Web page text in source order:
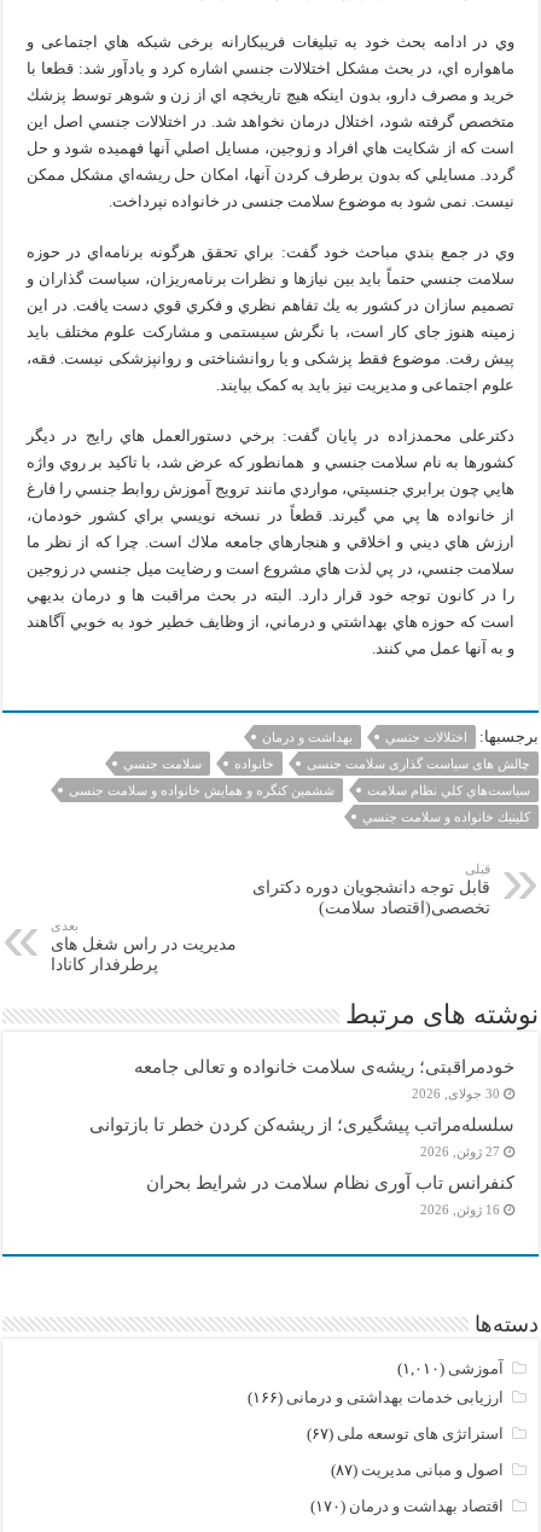
وي در ادامه بحث خود به تبليغات فريبكارانه برخی شبكه‌ هاي اجتماعی و
ماهواره‌ اي، در بحث مشكل اختلالات جنسي اشاره كرد و يادآور شد: قطعا با
خريد و مصرف دارو، بدون اینکه هيچ تاريخچه‌ اي از زن و شوهر توسط پزشك
متخصص گرفته شود، اختلال درمان نخواهد شد. در اختلالات جنسي اصل اين
است كه از شكايت‌ هاي افراد و زوجين، مسايل اصلي آنها فهمیده شود و حل
گردد. مسايلي كه بدون برطرف كردن آنها، امكان حل ريشه‌اي مشکل ممكن
نيست. نمی شود به موضوع سلامت جنسی در خانواده نپرداخت.
وي در جمع بندي مباحث خود گفت: براي تحقق هرگونه برنامه‌اي در حوزه
سلامت جنسي حتماً بايد بين نيازها و نظرات برنامه‌ريزان، سياست گذاران و
تصميم‌ سازان در كشور به يك تفاهم نظري و فكري قوي دست يافت. در این
زمینه هنوز جای کار است، با نگرش سیستمی و مشارکت علوم مختلف باید
پیش رفت. موضوع فقط پزشکی و یا روانشناختی و روانپزشکی نیست. فقه،
علوم اجتماعی و مدیریت نیز باید به کمک بیایند.
دکترعلی محمدزاده در پايان گفت: برخي دستورالعمل‌ هاي رايج در ديگر
كشورها به نام سلامت جنسي و همانطور که عرض شد، با تاكيد بر روي واژه‌
هايي چون برابري جنسيتي، مواردي مانند ترويج آموزش روابط جنسي را فارغ
از خانواده‌ ها پي مي گیرند. قطعاً در نسخه نويسي براي كشور خودمان،
ارزش‌ هاي ديني و اخلاقي و هنجارهاي جامعه ملاك است. چرا كه از نظر ما
سلامت جنسي، در پي لذت‌ هاي مشروع است و رضايت ميل جنسي در زوجين
را در كانون توجه خود قرار دارد. البته در بحث مراقبت‌ ها و درمان بديهي
است كه حوزه‌ هاي بهداشتي و درماني، از وظايف خطير خود به خوبي آگاهند
و به آنها عمل مي‌ كنند.
برجسبها: اختلالات جنسي
بهداشت و درمان
چالش های سیاست گذاری سلامت جنسی
خانواده
سلامت جنسي
سياست‌هاي كلي نظام سلامت
ششمین کنگره و همایش خانواده و سلامت جنسی
كلينيك‌ خانواده و سلامت جنسي
قبلی
قابل توجه دانشجویان دوره دکترای
تخصصی(اقتصاد سلامت)
بعدی
مدیریت در راس شغل های
پرطرفدار کانادا
نوشته های مرتبط
خودمراقبتی؛ ریشه‌ی سلامت خانواده و تعالی جامعه
30 جولای, 2026
سلسله‌مراتب پیشگیری؛ از ریشه‌کن کردن خطر تا بازتوانی
27 ژوئن, 2026
کنفرانس تاب آوری نظام سلامت در شرایط بحران
16 ژوئن, 2026
دسته‌ها
آموزشی (۱,۰۱۰)
ارزیابی خدمات بهداشتی و درمانی (۱۶۶)
استراتژی های توسعه ملی (۶۷)
اصول و مبانی مدیریت (۸۷)
اقتصاد بهداشت و درمان (۱۷۰)